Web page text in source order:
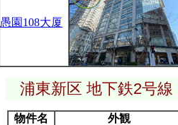
愚園108大厦
浦東新区 地下鉄2号
物件名 外観